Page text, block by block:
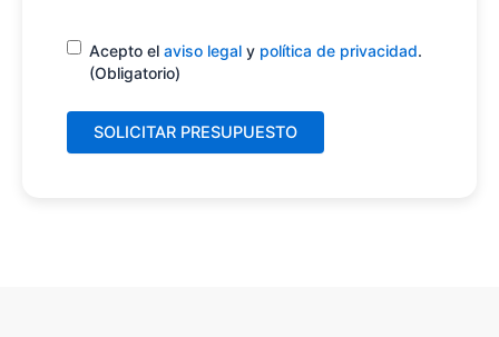
Consentimiento(Obligatorio)
Acepto el aviso legal y política de privacidad.
(Obligatorio)